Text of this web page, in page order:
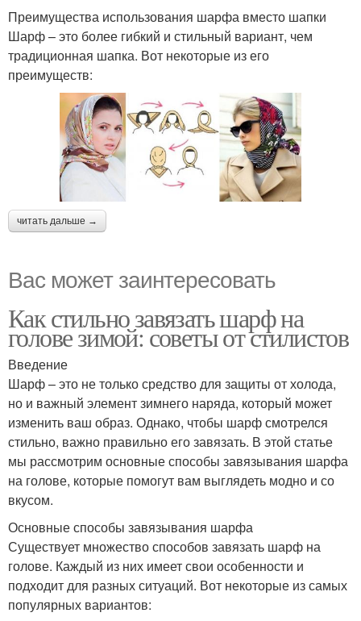
Преимущества использования шарфа вместо шапки
Шарф – это более гибкий и стильный вариант, чем
традиционная шапка. Вот некоторые из его
преимуществ:
читать дальше →
Вас может заинтересовать
Как стильно завязать шарф на
голове зимой: советы от стилистов
Введение
Шарф – это не только средство для защиты от холода,
но и важный элемент зимнего наряда, который может
изменить ваш образ. Однако, чтобы шарф смотрелся
стильно, важно правильно его завязать. В этой статье
мы рассмотрим основные способы завязывания шарфа
на голове, которые помогут вам выглядеть модно и со
вкусом.
Основные способы завязывания шарфа
Существует множество способов завязать шарф на
голове. Каждый из них имеет свои особенности и
подходит для разных ситуаций. Вот некоторые из самых
популярных вариантов: